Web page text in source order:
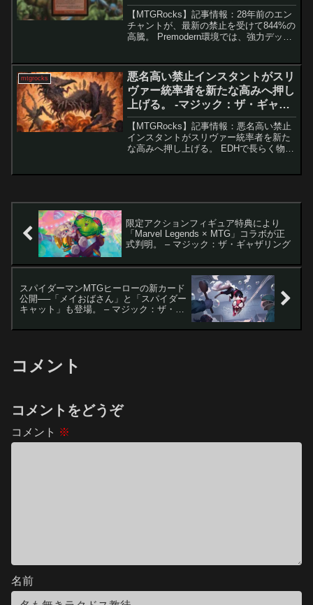
【MTGRocks】記事情報：28年前のエン
チャントが、最新の禁止を受けて844%の
高騰。 Premodern環境では、強力デッキ
力「パンデバースト」の活躍によって、
キ...
mtgrocks
悪名高い禁止インスタントがスリ
ヴァー統率者を新たな高みへ押し
上げる。 -マジック：ザ・ギャザ
リング
【MTGRocks】記事情報：悪名高い禁止
インスタントがスリヴァー統率者を新た
な高みへ押し上げる。 EDHで長らく物議
限定アクションフィギュア特典により
「Marvel Legends × MTG」コラボが正
式判明。 – マジック：ザ・ギャザリング
スパイダーマンMTGヒーローの新カード
公開──「メイおばさん」と「スパイダー
キャット」も登場。 – マジック：ザ・ギ
コメント
コメントをどうぞ
コメント ※
名前